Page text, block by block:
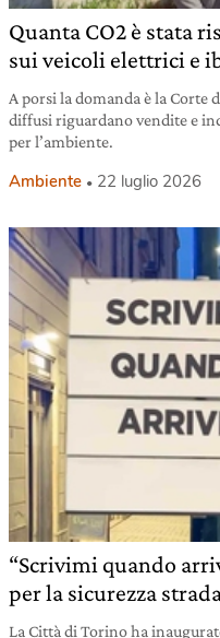
Quanta CO2 è stata
sui veicoli elettrici e
A porsi la domanda è la Corte
diffusi riguardano vendite e
per l’ambiente.
Ambiente 22 luglio 2026
“Scrivimi quando
per la sicurezza
La Città di Torino ha